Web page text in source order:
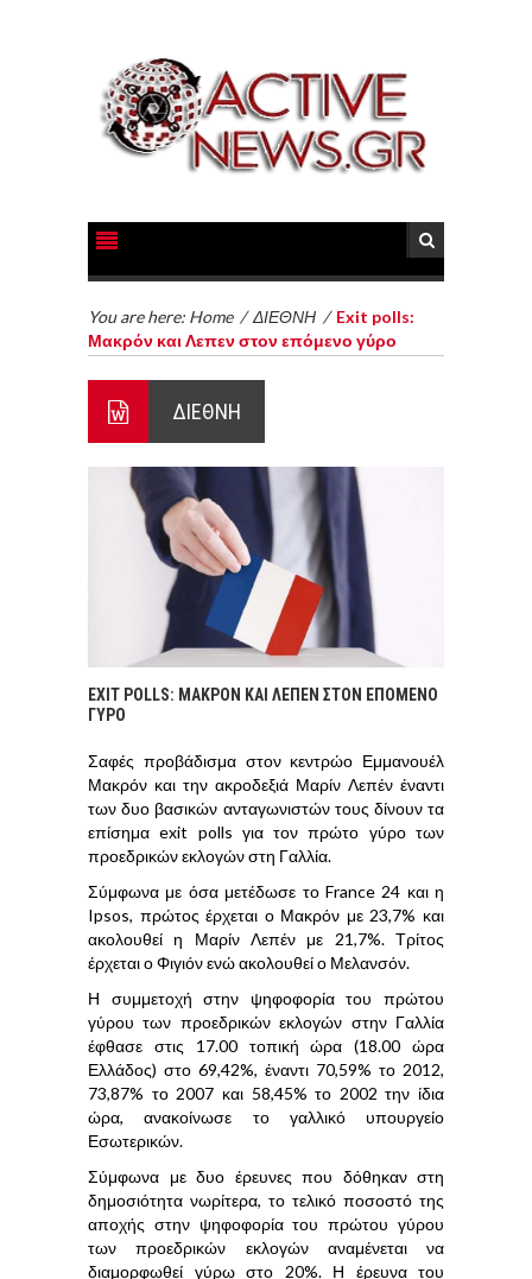
You are here: Home /ΔΙΕΘΝΗ / Exit polls:
Μακρόν και Λεπεν στον επόμενο γύρο
ΔΙΕΘΝΗ
EXIT POLLS: ΜΑΚΡΌΝ ΚΑΙ ΛΕΠΕΝ ΣΤΟΝ ΕΠΌΜΕΝΟ
ΓΎΡΟ
Σαφές προβάδισμα στον κεντρώο Εμμανουέλ
Μακρόν και την ακροδεξιά Μαρίν Λεπέν έναντι
των δυο βασικών ανταγωνιστών τους δίνουν τα
επίσημα exit polls για τον πρώτο γύρο των
προεδρικών εκλογών στη Γαλλία.
Σύμφωνα με όσα μετέδωσε το France 24 και η
Ipsos, πρώτος έρχεται ο Μακρόν με 23,7% και
ακολουθεί η Μαρίν Λεπέν με 21,7%. Τρίτος
έρχεται ο Φιγιόν ενώ ακολουθεί ο Μελανσόν.
Η συμμετοχή στην ψηφοφορία του πρώτου
γύρου των προεδρικών εκλογών στην Γαλλία
έφθασε στις 17.00 τοπική ώρα (18.00 ώρα
Ελλάδος) στο 69,42%, έναντι 70,59% το 2012,
73,87% το 2007 και 58,45% το 2002 την ίδια
ώρα, ανακοίνωσε το γαλλικό υπουργείο
Εσωτερικών.
Σύμφωνα με δυο έρευνες που δόθηκαν στη
δημοσιότητα νωρίτερα, το τελικό ποσοστό της
αποχής στην ψηφοφορία του πρώτου γύρου
των προεδρικών εκλογών αναμένεται να
διαμορφωθεί γύρω στο 20%. Η έρευνα του